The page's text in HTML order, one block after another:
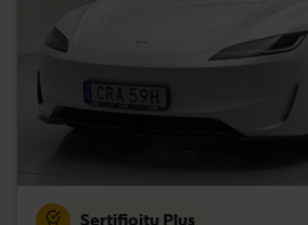
Sertifioitu Plus